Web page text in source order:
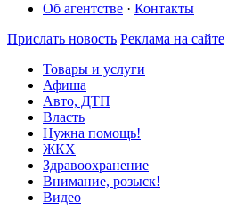
Об агентстве · Контакты
Прислать новость Реклама на сайте
Товары и услуги
Афиша
Авто, ДТП
Власть
Нужна помощь!
ЖКХ
Здравоохранение
Внимание, розыск!
Видео